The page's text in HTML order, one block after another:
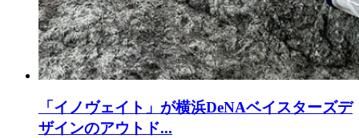
「イノヴェイト」が横浜DeNAベイスターズデ
ザインのアウトド...